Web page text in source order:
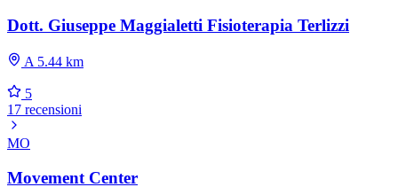
Dott. Giuseppe Maggialetti Fisioterapia Terlizzi
A 5.44 km
5
17 recensioni
MO
Movement Center